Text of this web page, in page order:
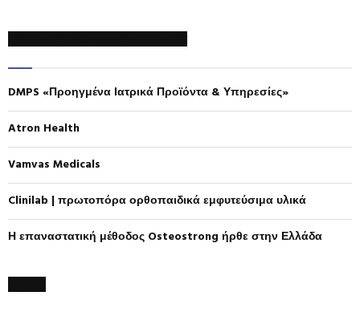
c
o
r
:
R
C
DMPS «Προηγμένα Ιατρικά Προϊόντα & Υπηρεσίες»
Atron Health
Vamvas Medicals
Clinilab | πρωτοπόρα ορθοπαιδικά εμφυτεύσιμα υλικά
Η επαναστατική μέθοδος Osteostrong ήρθε στην Ελλάδα